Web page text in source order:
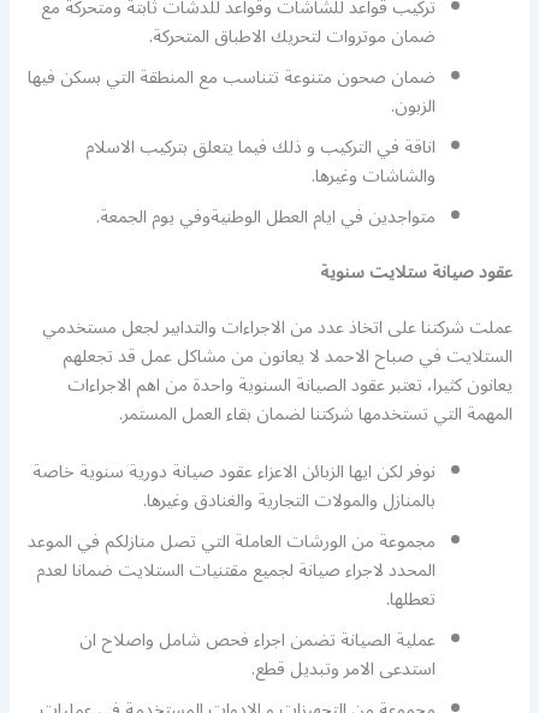
تركيب قواعد للشاشات وقواعد للدشات ثابتة ومتحركة مع
ضمان موتروات لتحريك الاطباق المتحركة.
ضمان صحون متنوعة تتناسب مع المنطقة التي بسكن فيها
الزبون.
اناقة في التركيب و ذلك فيما يتعلق بتركيب الاسلام
والشاشات وغيرها.
متواجدين في ايام العطل الوطنيةوفي يوم الجمعة.
عقود صيانة ستلايت سنوية
عملت شركتنا على اتخاذ عدد من الاجراءات والتدابير لجعل مستخدمي
الستلايت في صباح الاحمد لا يعانون من مشاكل عمل قد تجعلهم
يعانون كثيرا، تعتبر عقود الصيانة السنوية واحدة من اهم الاجراءات
المهمة التي تستخدمها شركتنا لضمان بقاء العمل المستمر.
نوفر لكن ايها الزبائن الاعزاء عقود صيانة دورية سنوية خاصة
بالمنازل والمولات التجارية والغنادق وغيرها.
مجموعة من الورشات العاملة التي تصل منازلكم في الموعد
المحدد لاجراء صيانة لجميع مقتنيات الستلايت ضمانا لعدم
تعطلها.
عملية الصيانة تضمن اجراء فحص شامل واصلاح ان
استدعى الامر وتبديل قطع.